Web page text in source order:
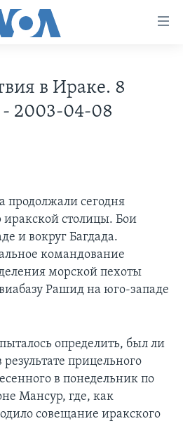
ИСТОРИЯ
в Ираке. 8
- 2003-04-08
продолжали сегодня
столицы. Бои
и вокруг Багдада.
командование
морской пехоты
Рашид на юго-западе
определить, был ли
прицельного
в понедельник по
Мансур, где, как
совещание иракского